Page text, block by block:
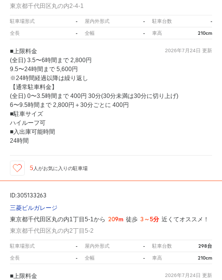
東京都千代田区丸の内2-4-1
駐車場形式 - 屋内外形式 - 駐車台数 -
全長 - 全幅 - 車高 210cm
2026年7月24日 更新
■上限料金
(全日) 3.5〜6時間まで 2,800円
9.5〜24時間まで 5,600円
※24時間経過以降は繰り返し
【通常駐車料金】
(全日) 0〜3.5時間まで 400円 30分(30分未満は30分に切り上げ)
6〜9.5時間まで 2,800円＋30分ごとに 400円
■駐車サイズ
ハイルーフ可
■入出庫可能時間
24時間
5 人がお気に入りの駐車場
ID:305133263
三菱ビルガレージ
東京都千代田区丸の内1丁目5-1から 209m 徒歩 3～5分 近くてオススメ！
東京都千代田区丸の内2丁目5-2
駐車場形式 - 屋内外形式 - 駐車台数 298台
全長 - 全幅 - 車高 210cm
2026年7月24日 更新
■上限料金